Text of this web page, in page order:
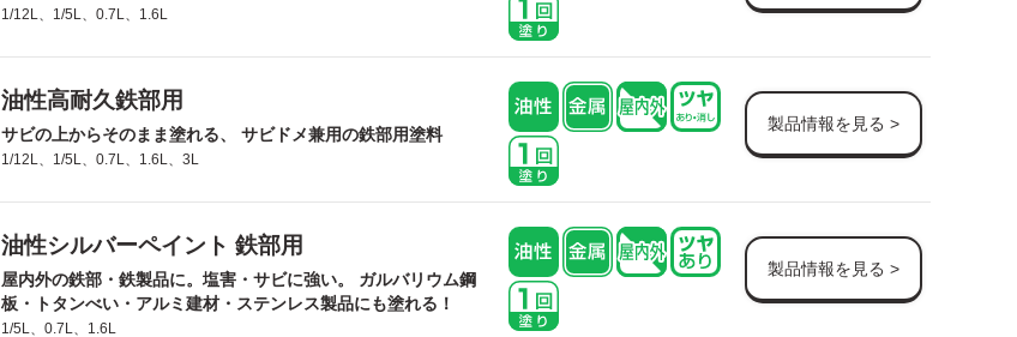
1/12L、1/5L、0.7L、1.6L
油性高耐久鉄部用
サビの上からそのまま塗れる、 サビドメ兼用の鉄部用塗料
1/12L、1/5L、0.7L、1.6L、3L
製品情報を見る >
油性シルバーペイント 鉄部用
屋内外の鉄部・鉄製品に。塩害・サビに強い。 ガルバリウム鋼
板・トタンべい・アルミ建材・ステンレス製品にも塗れる！
1/5L、0.7L、1.6L
製品情報を見る >